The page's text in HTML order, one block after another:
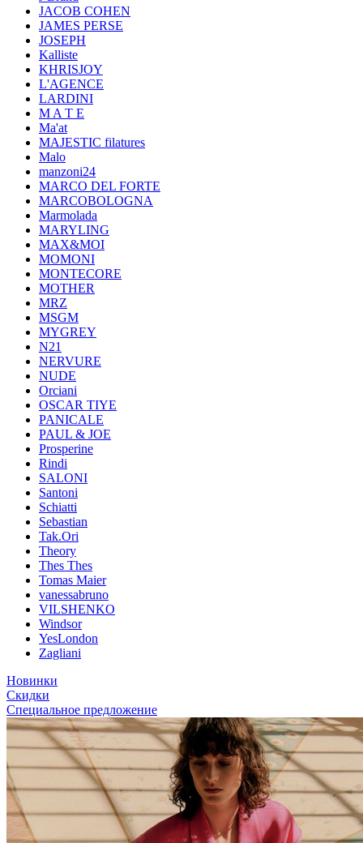
JACOB COHEN
JAMES PERSE
JOSEPH
Kalliste
KHRISJOY
L'AGENCE
LARDINI
M A T E
Ma'at
MAJESTIC filatures
Malo
manzoni24
MARCO DEL FORTE
MARCOBOLOGNA
Marmolada
MARYLING
MAX&MOI
MOMONI
MONTECORE
MOTHER
MRZ
MSGM
MYGREY
N21
NERVURE
NUDE
Orciani
OSCAR TIYE
PANICALE
PAUL & JOE
Prosperine
Rindi
SALONI
Santoni
Schiatti
Sebastian
Tak.Ori
Theory
Thes Thes
Tomas Maier
vanessabruno
VILSHENKO
Windsor
YesLondon
Zagliani
Новинки
Скидки
Специальное предложение